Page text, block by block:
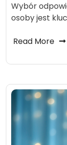
Wybór
osoby jest
Read More